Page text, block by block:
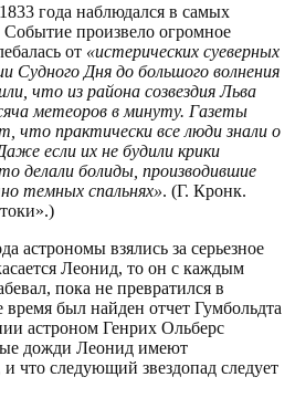
года наблюдался в самых
произвело огромное
от «истерических суеверных
Судного Дня до большого волнения
что из района созвездия Льва
метеоров в минуту. Газеты
что практически все люди знали о
если их не будили крики
делали болиды, производившие
темных спальнях». (Г. Кронк.
астрономы взялись за серьезное
Леонид, то он с каждым
пока не превратился в
был найден отчет Гумбольдта
астроном Генрих Ольберс
дожди Леонид имеют
что следующий звездопад следует